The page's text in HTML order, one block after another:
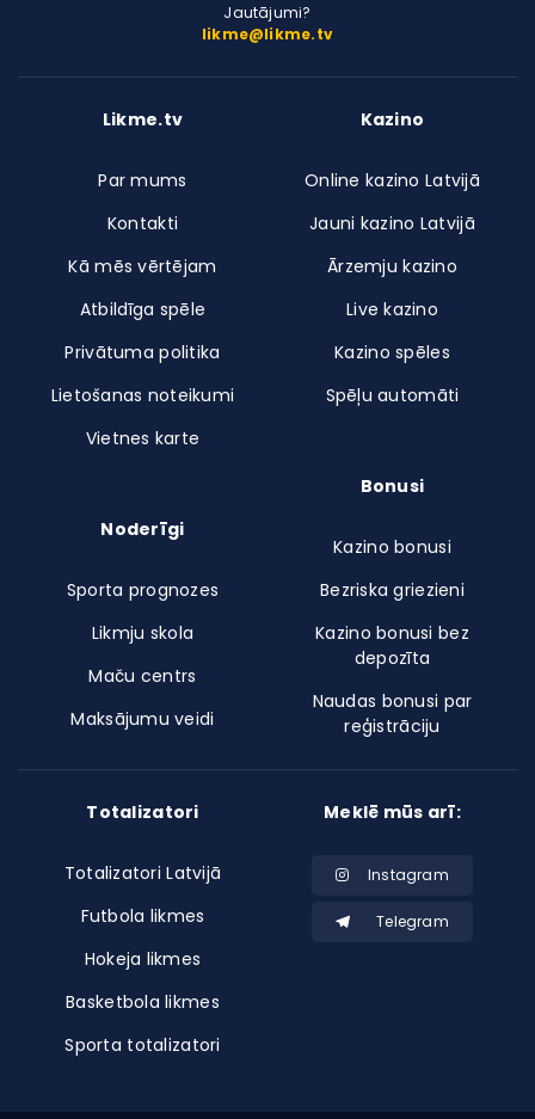
Jautājumi?
likme@likme.tv
Likme.tv
Par mums
Kontakti
Kā mēs vērtējam
Atbildīga spēle
Privātuma politika
Lietošanas noteikumi
Vietnes karte
Noderīgi
Sporta prognozes
Likmju skola
Maču centrs
Maksājumu veidi
Kazino
Online kazino Latvijā
Jauni kazino Latvijā
Ārzemju kazino
Live kazino
Kazino spēles
Spēļu automāti
Bonusi
Kazino bonusi
Bezriska griezieni
Kazino bonusi bez
depozīta
Naudas bonusi par
reģistrāciju
Totalizatori
Totalizatori Latvijā
Futbola likmes
Hokeja likmes
Basketbola likmes
Sporta totalizatori
Meklē mūs arī:
Instagram
Telegram